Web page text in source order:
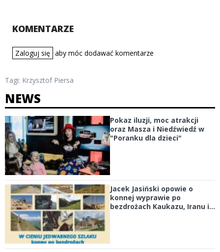
KOMENTARZE
Zaloguj się aby móc dodawać komentarze
Tagi: Krzysztof Piersa
NEWS
Pokaz iluzji, moc atrakcji
oraz Masza i Niedźwiedź w
"Poranku dla dzieci"
Jacek Jasiński opowie o
konnej wyprawie po
bezdrożach Kaukazu, Iranu i...